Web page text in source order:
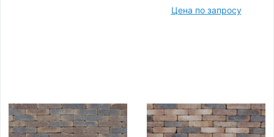
Цена по запросу